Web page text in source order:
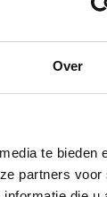
Over
te bieden
partners voor
delen dat je
begrijpt,